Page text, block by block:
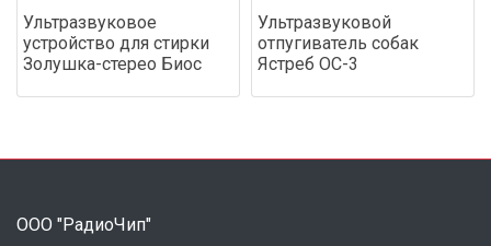
Ультразвуковое
устройство для стирки
Золушка-стерео Биос
Ультразвуковой
отпугиватель собак
Ястреб ОС-3
ООО "РадиоЧип"